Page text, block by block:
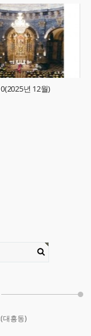
년 12월)
대흥동)